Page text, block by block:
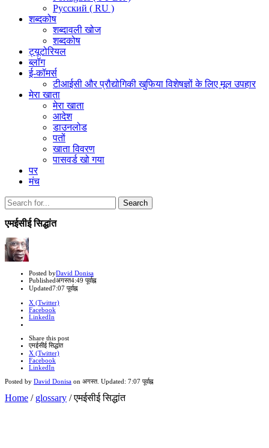
Pусский ( RU )
शब्दकोष
शब्दावली खोज
शब्दकोष
ट्यूटोरियल
ब्लॉग
ई-कॉमर्स
टीआईसी और प्रौद्योगिकी खुफिया विशेषज्ञों के लिए मूल उपहार
मेरा खाता
मेरा खाता
आदेश
डाउनलोड
पतों
खाता विवरण
पासवर्ड खो गया
पर
मंच
Search
Search
for:
एमईसीई सिद्धांत
Author
Posted byDavid Donisa
Publishedअगस्त4:49 पूर्वाह्न
Updated7:07 पूर्वाह्न
X (Twitter)
Facebook
LinkedIn
post
Share this postClose
एमईसीई सिद्धांत
X (Twitter)
Facebook
LinkedIn
Posted by David Donisa on अगस्त. Updated: 7:07 पूर्वाह्न
Home / glossary /एमईसीई सिद्धांत